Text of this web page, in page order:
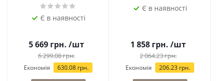
Є в наявності
5 669 грн. /шт
6 299.08грн.
Економія 630.08 грн.
Є в наявності
1 858 грн. /шт
2 064.23грн.
Економія 206.23 грн.